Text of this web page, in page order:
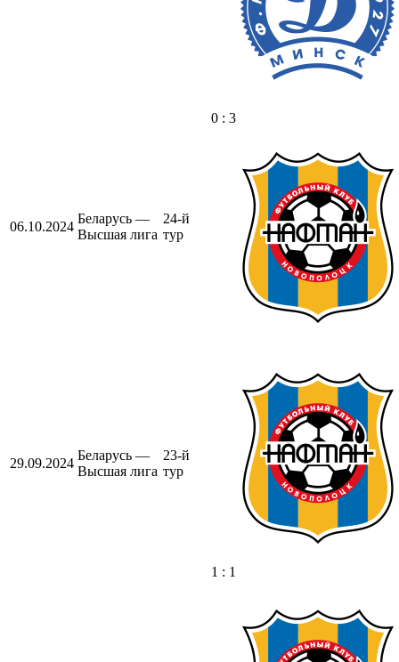
06.10.2024
Беларусь —
Высшая лига
24-й
тур
0 : 3
29.09.2024
Беларусь —
Высшая лига
23-й
тур
1 : 1